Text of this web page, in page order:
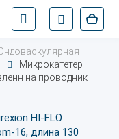
Микрокатетер
на проводник